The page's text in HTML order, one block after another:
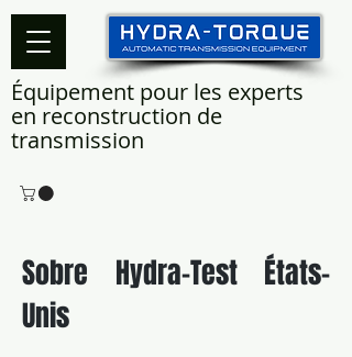
Équipement pour les experts
en reconstruction de
transmission
Sobre Hydra-Test États-
Unis